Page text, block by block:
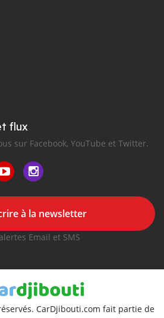
flux
sur Facebook, YouTube et Twitter.
à la newsletter
Email et SMS
CarDjibouti.com fait partie de